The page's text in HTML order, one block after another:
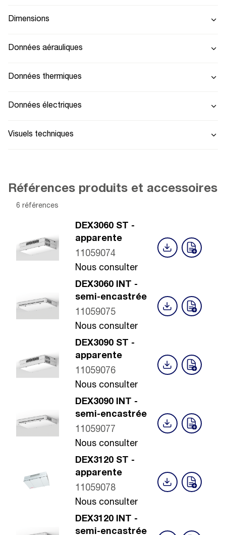
Dimensions
Données aérauliques
Données thermiques
Données électriques
Visuels techniques
Références produits et accessoires
6 références
DEX3060 ST -
apparente
11059074
Nous consulter
DEX3060 INT -
semi-encastrée
11059075
Nous consulter
DEX3090 ST -
apparente
11059076
Nous consulter
DEX3090 INT -
semi-encastrée
11059077
Nous consulter
DEX3120 ST -
apparente
11059078
Nous consulter
DEX3120 INT -
semi-encastrée